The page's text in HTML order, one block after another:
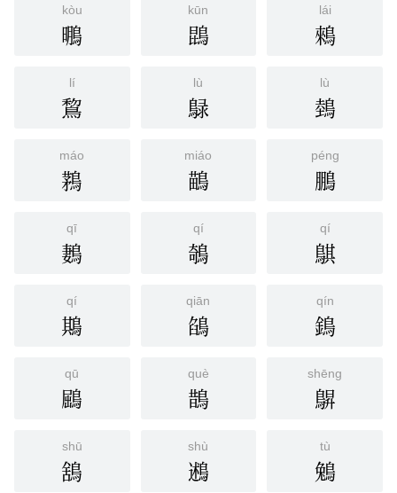
kòu
䳟
kūn
鵾
lái
鶆
lí
鵹
lù
鵦
lù
鵱
máo
鶜
miáo
鶓
péng
鵬
qī
鶈
qí
鵸
qí
鶀
qí
䳢
qiān
鵮
qín
鵭
qū
鶌
què
鵲
shēng
鵿
shū
鵨
shù
鶐
tù
鵵